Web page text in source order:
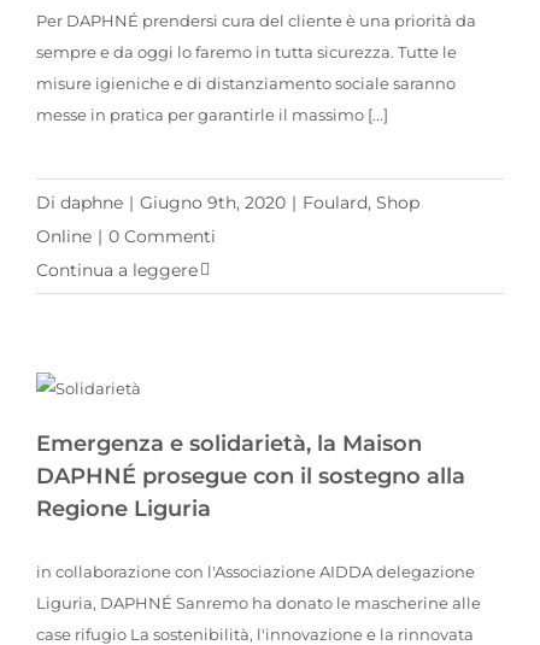
Per DAPHNÉ prendersi cura del cliente è una priorità da
sempre e da oggi lo faremo in tutta sicurezza. Tutte le
misure igieniche e di distanziamento sociale saranno
messe in pratica per garantirle il massimo [...]
Di daphne | Giugno 9th, 2020 | Foulard, Shop
Online | 0 Commenti
Continua a leggere
Emergenza e solidarietà, la Maison
DAPHNÉ prosegue con il sostegno alla
Regione Liguria
in collaborazione con l'Associazione AIDDA delegazione
Liguria, DAPHNÉ Sanremo ha donato le mascherine alle
case rifugio La sostenibilità, l'innovazione e la rinnovata